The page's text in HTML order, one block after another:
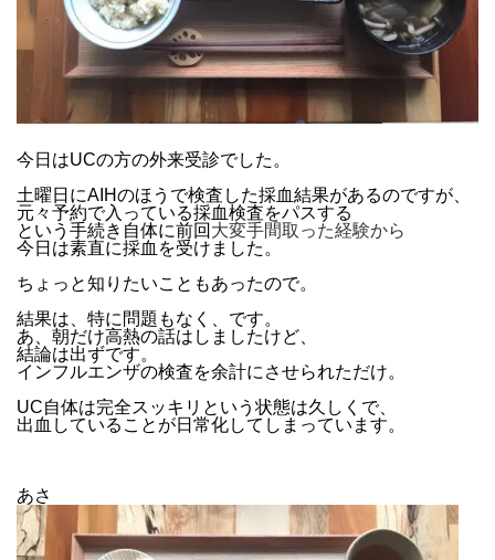
今日はUCの方の外来受診でした。
土曜日にAIHのほうで検査した採血結果があるのですが、
元々予約で入っている採血検査をパスする
という手続き自体に前回 大変手間取った経験から
今日は素直に採血を受けました。
ちょっと知りたいこともあったので。
結果は、特に問題もなく、です。
あ、朝だけ高熱の話はしましたけど、
結論は出ずです。
インフルエンザの検査を余計にさせられただけ。
UC自体は完全スッキリという状態は久しくで、
出血していることが日常化してしまっています。
あさ